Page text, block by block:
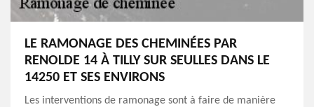
LE RAMONAGE DES CHEMINÉES PAR
RENOLDE 14 À TILLY SUR SEULLES DANS LE
14250 ET SES ENVIRONS
Les interventions de ramonage sont à faire de manière